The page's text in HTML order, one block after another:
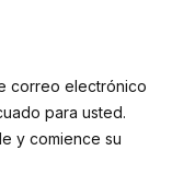
correo electrónico
para usted.
y comience su